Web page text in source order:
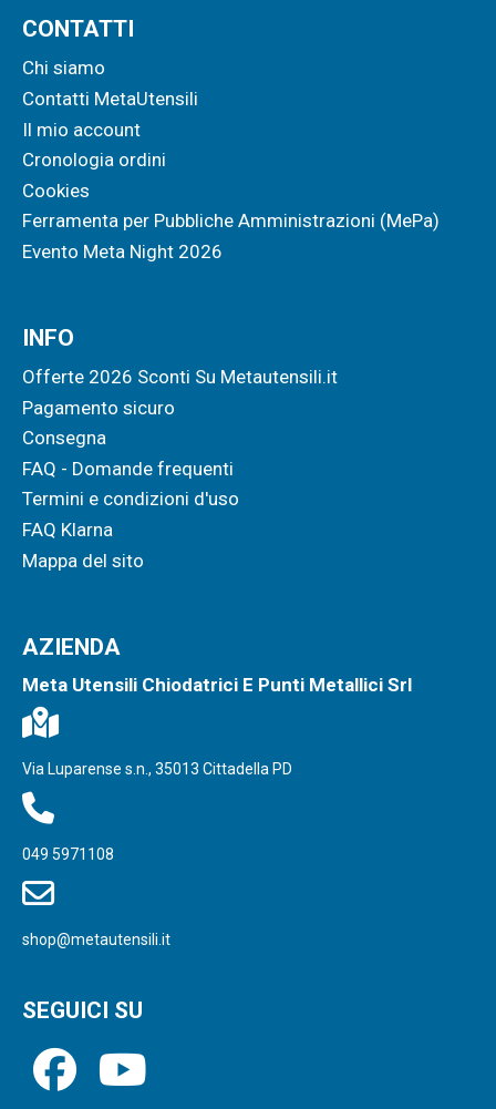
CONTATTI
Chi siamo
Contatti MetaUtensili
Il mio account
Cronologia ordini
Cookies
Ferramenta per Pubbliche Amministrazioni (MePa)
Evento Meta Night 2026
INFO
Offerte 2026 Sconti Su Metautensili.it
Pagamento sicuro
Consegna
FAQ - Domande frequenti
Termini e condizioni d'uso
FAQ Klarna
Mappa del sito
AZIENDA
Meta Utensili Chiodatrici E Punti Metallici Srl
Via Luparense s.n., 35013 Cittadella PD
049 5971108
shop@metautensili.it
SEGUICI SU